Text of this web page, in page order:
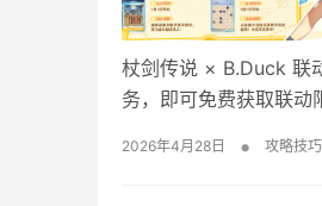
杖剑传说 × B.Duck 联
务，即可免费获取联动
2026年4月28日 • 攻略技巧